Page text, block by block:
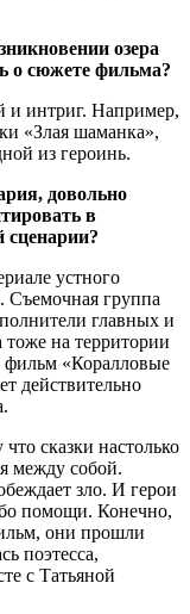
озера
о сюжете фильма?
и интриг. Например,
«Злая шаманка»,
из героинь.
довольно
в
сценарии?
устного
Съемочная группа
главных и
на территории
фильм «Коралловые
действительно
сказки настолько
между собой.
зло. И герои
помощи. Конечно,
они прошли
поэтесса,
с Татьяной